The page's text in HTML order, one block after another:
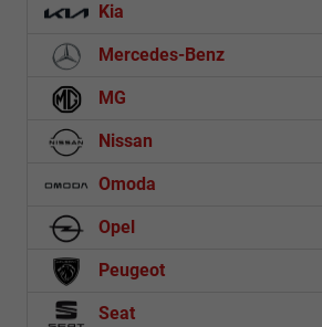
Kia
Mercedes-Benz
MG
Nissan
Omoda
Opel
Peugeot
Seat